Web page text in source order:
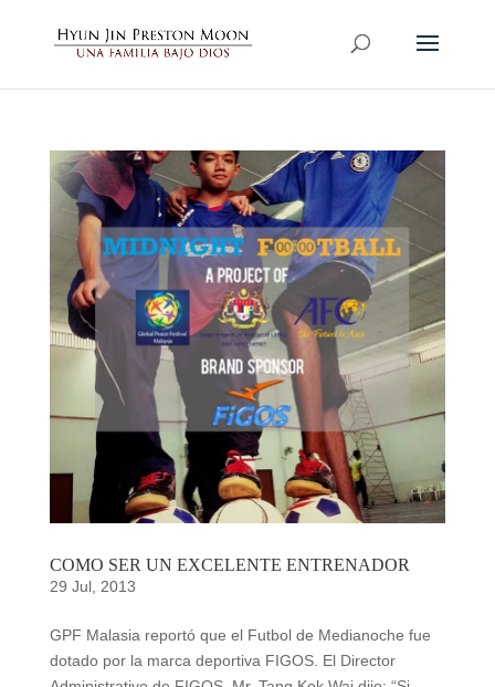
COMO SER UN EXCELENTE ENTRENADOR
29 Jul, 2013
GPF Malasia reportó que el Futbol de Medianoche fue
dotado por la marca deportiva FIGOS. El Director